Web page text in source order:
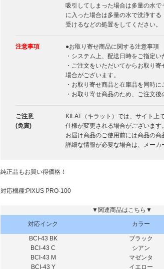
吸引してしまった場合は多量の水
に入った場合は多量の水で洗浄す
受けるなどの処置をしてください。
注意事項
●お取り寄せ商品に関する注意事項
・システム上、配送日時をご指定
・ご注文をいただいてからお取り
場合がございます。
・お取り寄せ商品と在庫品を同時
・お取り寄せ商品のため、ご注文
ご注意
(免責)
KILAT（キラット）では、サイト上
仕様が変更される場合がございます
お届け商品のご使用前には商品の
詳細な情報が必要な場合は、メーカ
純正品もお買い得価格！
対応機種:PIXUS PRO-100
▼関連商品はこちら▼
対応インク
カラー
BCI-43 BK
ブラック
BCI-43 C
シアン
BCI-43 M
マゼンタ
BCI-43 Y
イエロー